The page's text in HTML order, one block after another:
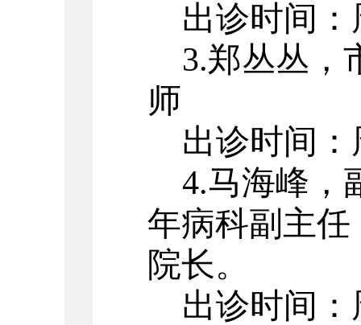
出诊时间：
3.郑丛丛，
师
出诊时间：
4.马海峰，
年病科副主
院长。
出诊时间：